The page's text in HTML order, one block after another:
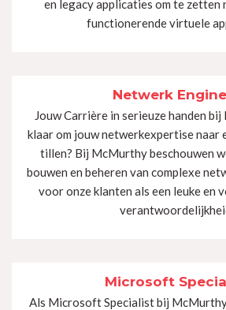
en legacy applicaties om te zetten
functionerende virtuele
Netwerk
Jouw Carrière in serieuze handen
klaar om jouw netwerkexpertise naar
tillen? Bij McMurthy beschouwen
bouwen en beheren van complexe
voor onze klanten als een leuke en
Microsoft
Als Microsoft Specialist bij